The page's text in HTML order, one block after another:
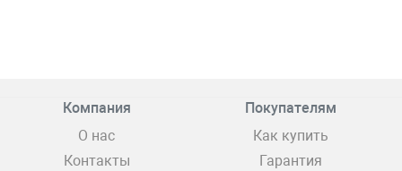
Компания
О нас
Контакты
Покупателям
Как купить
Гарантия